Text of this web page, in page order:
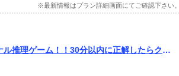
※最新情報はプラン詳細画面にてご確認下さい。
ル推理ゲーム！！30分以内に正解したらクリ